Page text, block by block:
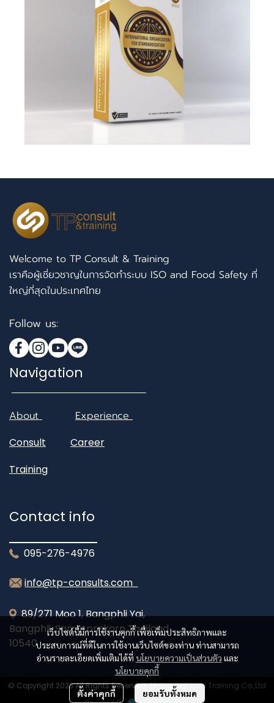
เว็บไซต์นี้มีการใช้งานคุกกี้ เพื่อเพิ่มประสิทธิภาพและ
ประสบการณ์ที่ดีในการใช้งานเว็บไซต์ของท่าน ท่านสามารถ
อ่านรายละเอียดเพิ่มเติมได้ที่ นโยบายความเป็นส่วนตัว และ
นโยบายคุกกี้
ตั้งค่าคุกกี้ ยอมรับทั้งหมด
Welcome to TP Consult & Training
เราคือผู้เชี่ยวชาญในการจัดทำระบบ ISO and Food Safety ที่
ใหญ่ที่สุดในประเทศไทย
Follow us:
Navigation
About Experience
Consult
Career
Training
Contact info
095-276-4976
info@tp-consults.com
89/271 Moo 1, Bangphli Yai,
Bangphli, Samutprakarn Thailand
10540
© Copyright 2023 All Rights Reserved.TP Consult and Training Co.,Ltd